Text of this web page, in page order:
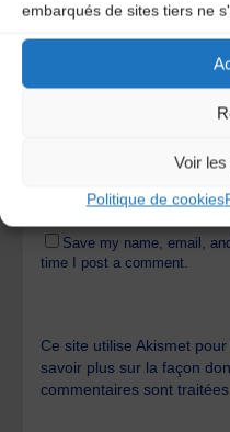
embarqués de sites tiers ne
Voir
Politique de cookies
Save my name, email,
time I post a comment.
Ce site utilise Akismet
savoir plus sur la façon
commentaires sont traitées